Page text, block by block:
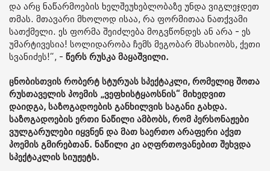
და არც ნაწარმოების ხელშეუხებლობაზე უნდა ვიგლეჯდეთ
თმას. მთავარი მხოლოდ ისაა, რა ფორმითაა ნათქვამი
სათქმელი. ეს ფორმა შეიძლება მოგვწონდეს ან არა - ეს
უმარტივესია! სოლიდარობა ჩემს მეგობარ მსახიობს, ქეთი
სვანიძეს!“, - წერს რუსკა მაყაშვილი.
ცნობისთვის რობერტ სტურუას სპექტაკლი, რომელიც შოთა
რუსთაველის პოემის „ვეფხისტყაოსნის“ მიხედვით
დაიდგა, საზოგადოების განხილვის საგანი გახდა.
საზოგადოების ერთი ნაწილი ამბობს, რომ პერსონაჟები
ვულგარულები იყვნენ და მათ საერთო არაფერი აქვთ
პოემის გმირებთან. ნაწილი კი აღფრთოვანებით შეხვდა
სპექტაკლის სიუჟეტს.